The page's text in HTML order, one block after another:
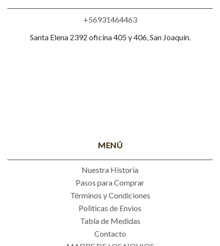
+56931464463
Santa Elena 2392 oficina 405 y 406, San Joaquín.
MENÚ
Nuestra Historia
Pasos para Comprar
Términos y Condiciones
Politicas de Envios
Tabla de Medidas
Contacto